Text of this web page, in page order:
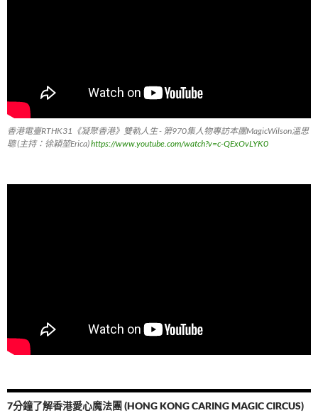
香港電臺RTHK31《凝聚香港》雙軌人生 - 第970集人物專訪本團MagicWilson溫思
聰 (主持：徐穎堃Erica)https://www.youtube.com/watch?v=c-QExOvLYK0
7分鐘了解香港愛心魔法團 (HONG KONG CARING MAGIC CIRCUS)